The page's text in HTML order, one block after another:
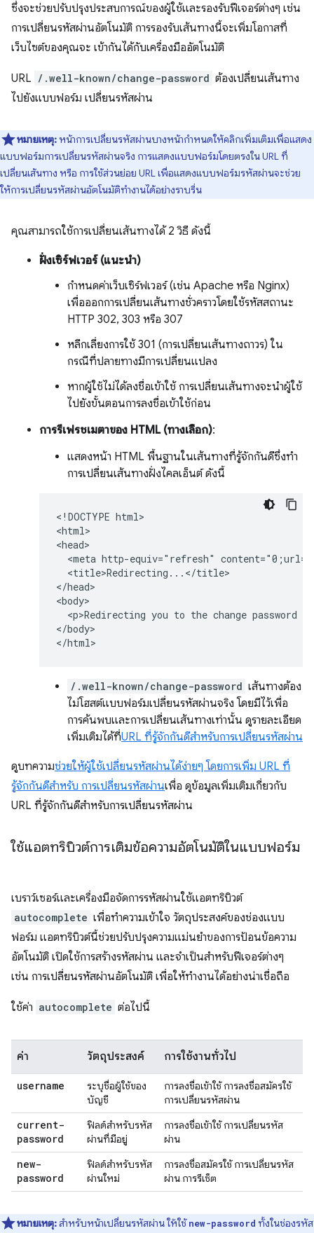
ซึ่งจะช่วยปรับปรุงประสบการณ์ของผู้ใช้และรองรับฟีเจอร์ต่างๆ เช่น
การเปลี่ยนรหัสผ่านอัตโนมัติ การรองรับเส้นทางนี้จะเพิ่มโอกาสที่
เว็บไซต์ของคุณจะ เข้ากันได้กับเครื่องมืออัตโนมัติ
URL /.well-known/change-password ต้องเปลี่ยนเส้นทาง
ไปยังแบบฟอร์ม เปลี่ยนรหัสผ่าน
หมายเหตุ: หน้าการเปลี่ยนรหัสผ่านบางหน้ากำหนดให้คลิกเพิ่มเติมเพื่อแสดง
แบบฟอร์มการเปลี่ยนรหัสผ่านจริง การแสดงแบบฟอร์มโดยตรงใน URL ที่
เปลี่ยนเส้นทาง หรือ การใช้ส่วนย่อย URL เพื่อแสดงแบบฟอร์มรหัสผ่านจะช่วย
ให้การเปลี่ยนรหัสผ่านอัตโนมัติทำงานได้อย่างราบรื่น
คุณสามารถใช้การเปลี่ยนเส้นทางได้ 2 วิธี ดังนี้
ฝั่งเซิร์ฟเวอร์ (แนะนำ)
กำหนดค่าเว็บเซิร์ฟเวอร์ (เช่น Apache หรือ Nginx)
เพื่อออกการเปลี่ยนเส้นทางชั่วคราวโดยใช้รหัสสถานะ
HTTP 302, 303 หรือ 307
หลีกเลี่ยงการใช้ 301 (การเปลี่ยนเส้นทางถาวร) ใน
กรณีที่ปลายทางมีการเปลี่ยนแปลง
หากผู้ใช้ไม่ได้ลงชื่อเข้าใช้ การเปลี่ยนเส้นทางจะนำผู้ใช้
ไปยังขั้นตอนการลงชื่อเข้าใช้ก่อน
การรีเฟรชเมตาของ HTML (ทางเลือก):
แสดงหน้า HTML พื้นฐานในเส้นทางที่รู้จักกันดีซึ่งทํา
การเปลี่ยนเส้นทางฝั่งไคลเอ็นต์ ดังนี้
<!DOCTYPE html>
<html>
<head>
<meta http-equiv="refresh"
  <title>Redirecting...</title>
</head>
<body>
<p>Redirecting you to the change password
</body>
/.well-known/change-password เส้นทางต้อง
ไม่โฮสต์แบบฟอร์มเปลี่ยนรหัสผ่านจริง โดยมีไว้เพื่อ
การค้นพบและการเปลี่ยนเส้นทางเท่านั้น ดูรายละเอียด
เพิ่มเติมได้ที่URL ที่รู้จักกันดีสำหรับการเปลี่ยนรหัสผ่าน
ดูบทความช่วยให้ผู้ใช้เปลี่ยนรหัสผ่านได้ง่ายๆ โดยการเพิ่ม URL ที่
รู้จักกันดีสำหรับ การเปลี่ยนรหัสผ่านเพื่อ ดูข้อมูลเพิ่มเติมเกี่ยวกับ
URL ที่รู้จักกันดีสำหรับการเปลี่ยนรหัสผ่าน
ใช้แอตทริบิวต์การเติมข้อความอัตโนมัติในแบบฟอร์ม
เบราว์เซอร์และเครื่องมือจัดการรหัสผ่านใช้แอตทริบิวต์
autocomplete เพื่อทำความเข้าใจ วัตถุประสงค์ของช่องแบบ
ฟอร์ม แอตทริบิวต์นี้ช่วยปรับปรุงความแม่นยำของการป้อนข้อความ
อัตโนมัติ เปิดใช้การสร้างรหัสผ่าน และจำเป็นสำหรับฟีเจอร์ต่างๆ
เช่น การเปลี่ยนรหัสผ่านอัตโนมัติ เพื่อให้ทำงานได้อย่างน่าเชื่อถือ
ใช้ค่า autocomplete ต่อไปนี้
ค่า วัตถุประสงค์ การใช้งานทั่วไป
username
ระบุชื่อผู้ใช้ของ
บัญชี
การลงชื่อเข้าใช้ การลงชื่อสมัครใช้
การเปลี่ยนรหัสผ่าน
current-
password
ฟิลด์สำหรับรหัส
ผ่านที่มีอยู่
การลงชื่อเข้าใช้ การเปลี่ยนรหัส
ผ่าน
new-
password
ฟิลด์สำหรับรหัส
ผ่านใหม่
การลงชื่อสมัครใช้ การเปลี่ยนรหัส
ผ่าน การรีเซ็ต
หมายเหตุ:สำหรับหน้าเปลี่ยนรหัสผ่าน ให้ใช้new-password ทั้งในช่องรหัส